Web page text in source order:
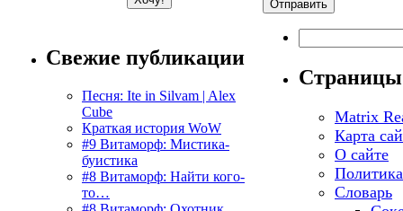
Свежие публикации
Песня: Ite in Silvam | Alex
Cube
Краткая история WoW
#9 Витаморф: Мистика-
буистика
#8 Витаморф: Найти кого-
то…
Страницы
Matrix
Карта
О сайте
Словарь